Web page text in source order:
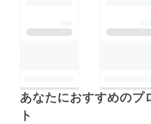
あなたにおすすめのプ
ト